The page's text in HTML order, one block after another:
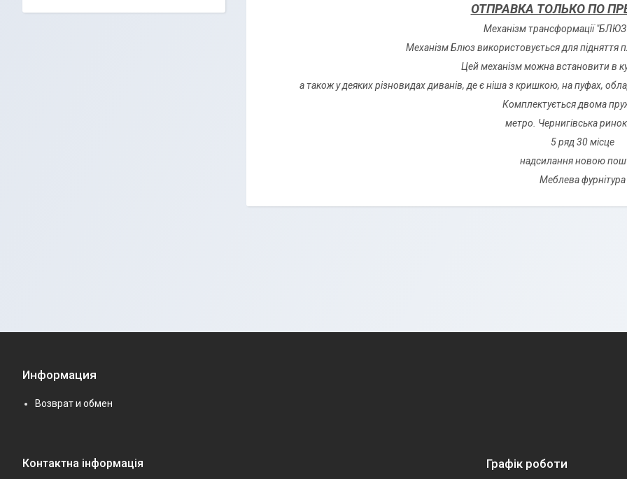
ОТПРАВКА ТОЛЬКО ПО
Механізм трансформації
Механізм Блюз використовується для
Цей механізм можна встановити в
а також у деяких різновидах диванів, де є ніша з кришкою, на пуфах,
Комплектується двома
метро. Чернигівська
5 ряд 30 місце
надсилання новою
Меблева фурнітура
Информация
Возврат и обмен
Графік роботи